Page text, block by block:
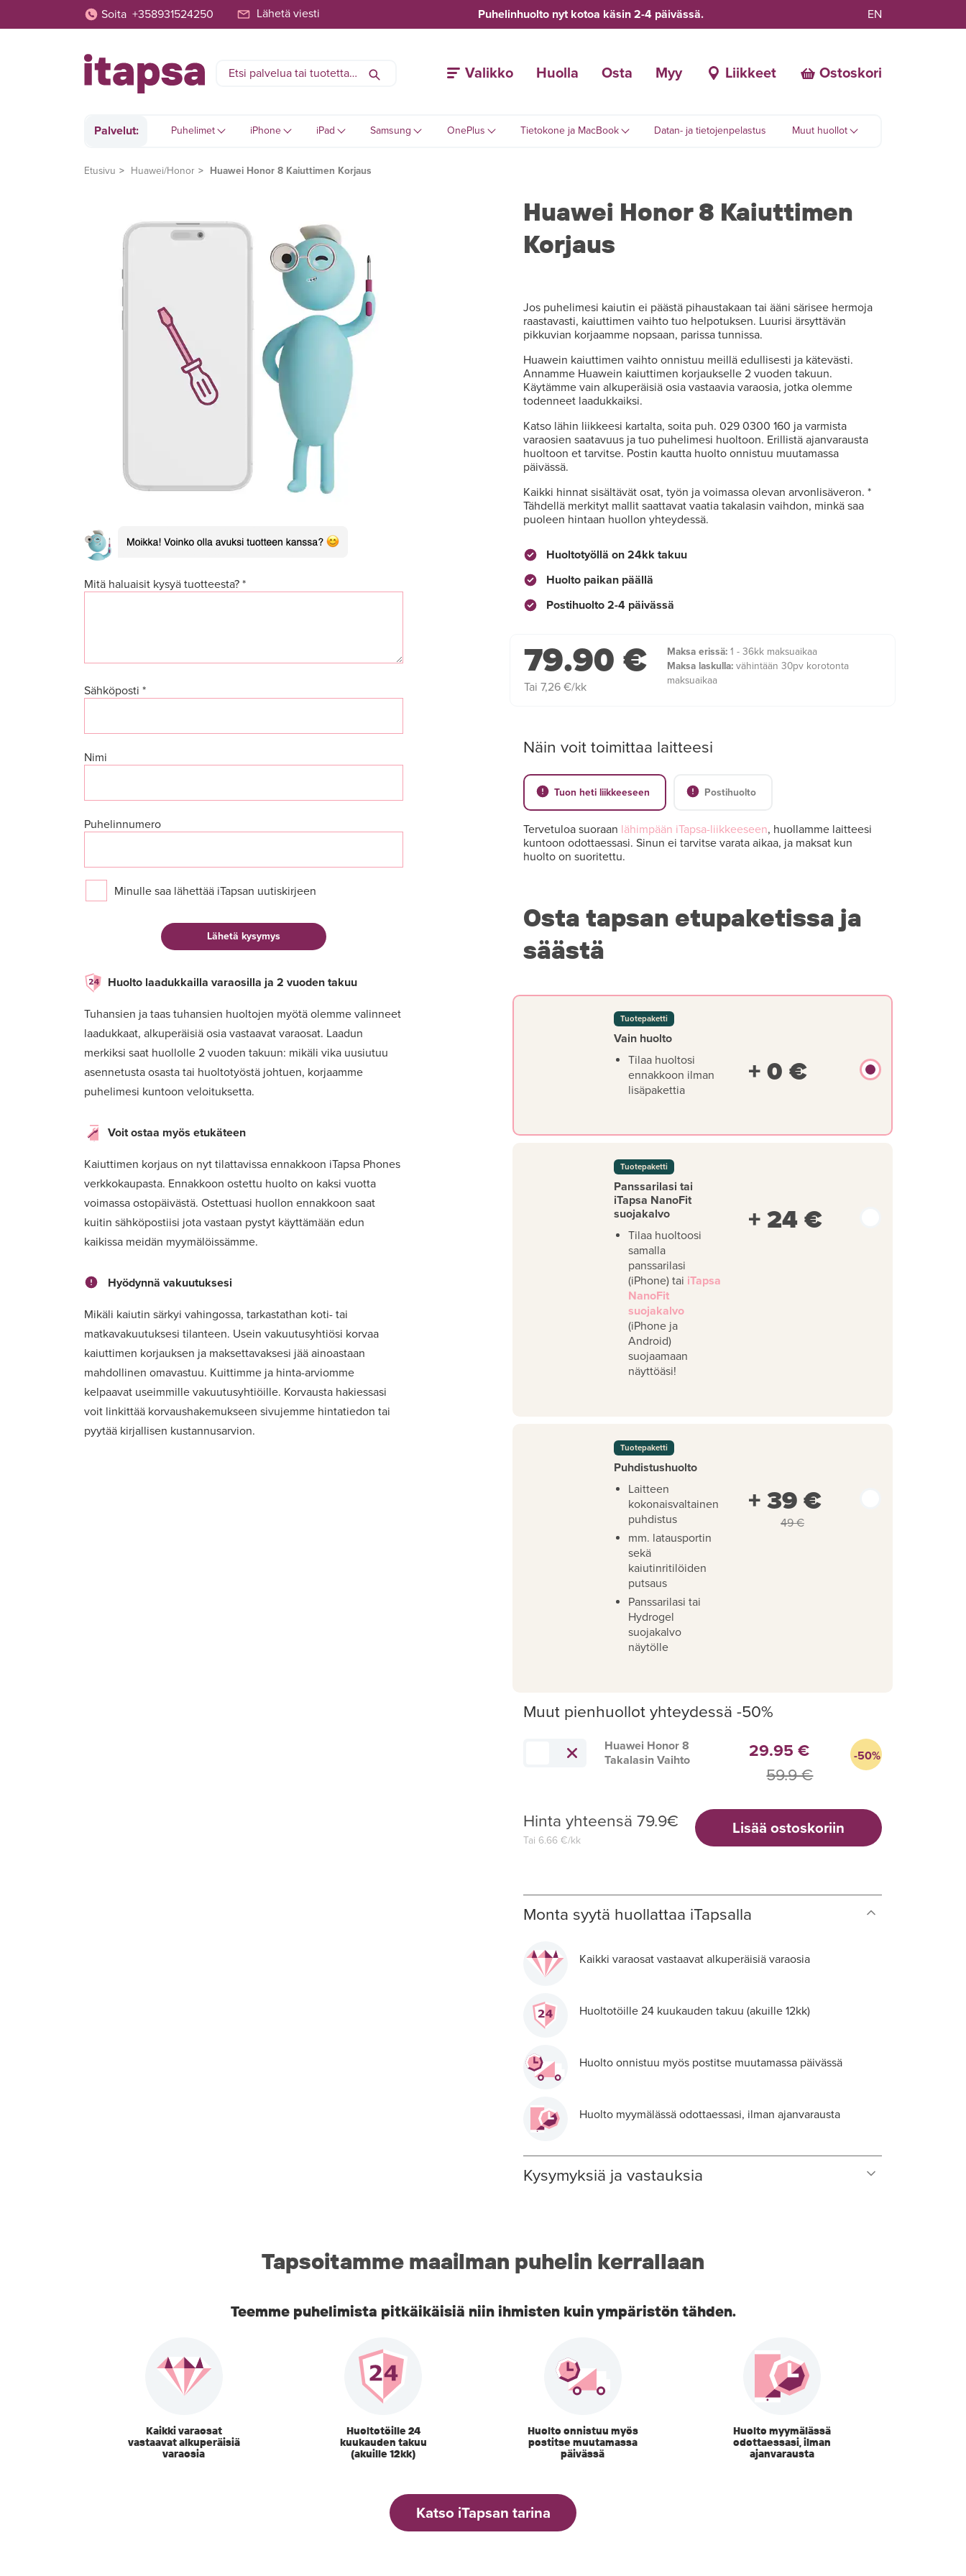
Soita +358931524250 Lähetä viesti Puhelinhuolto nyt kotoa käsin 2-4 päivässä. EN
Valikko Huolla Osta Myy Liikkeet Ostoskori
Palvelut: Puhelimet iPhone iPad Samsung OnePlus Tietokone ja MacBook Datan- ja tietojenpelastus Muut huollot
Etusivu Huawei/Honor Huawei Honor 8 Kaiuttimen Korjaus
Mitä haluaisit kysyä tuotteesta? *
Sähköposti *
Nimi
Puhelinnumero
Minulle saa lähettää iTapsan uutiskirjeen
Huolto laadukkailla varaosilla ja 2 vuoden takuu
Tuhansien ja taas tuhansien huoltojen myötä olemme valinneet
laadukkaat, alkuperäisiä osia vastaavat varaosat. Laadun
merkiksi saat huollolle 2 vuoden takuun: mikäli vika uusiutuu
asennetusta osasta tai huoltotyöstä johtuen, korjaamme
puhelimesi kuntoon veloituksetta.
Voit ostaa myös etukäteen
Kaiuttimen korjaus on nyt tilattavissa ennakkoon iTapsa Phones
verkkokaupasta. Ennakkoon ostettu huolto on kaksi vuotta
voimassa ostopäivästä. Ostettuasi huollon ennakkoon saat
kuitin sähköpostiisi jota vastaan pystyt käyttämään edun
kaikissa meidän myymälöissämme.
Hyödynnä vakuutuksesi
Mikäli kaiutin särkyi vahingossa, tarkastathan koti- tai
matkavakuutuksesi tilanteen. Usein vakuutusyhtiösi korvaa
kaiuttimen korjauksen ja maksettavaksesi jää ainoastaan
mahdollinen omavastuu. Kuittimme ja hinta-arviomme
kelpaavat useimmille vakuutusyhtiöille. Korvausta hakiessasi
voit linkittää korvaushakemukseen sivujemme hintatiedon tai
pyytää kirjallisen kustannusarvion.
Huawei Honor 8 Kaiuttimen
Korjaus
Jos puhelimesi kaiutin ei päästä pihaustakaan tai ääni särisee hermoja
raastavasti, kaiuttimen vaihto tuo helpotuksen. Luurisi ärsyttävän
pikkuvian korjaamme nopsaan, parissa tunnissa.
Huawein kaiuttimen vaihto onnistuu meillä edullisesti ja kätevästi.
Annamme Huawein kaiuttimen korjaukselle 2 vuoden takuun.
Käytämme vain alkuperäisiä osia vastaavia varaosia, jotka olemme
todenneet laadukkaiksi.
Katso lähin liikkeesi kartalta, soita puh. 029 0300 160 ja varmista
varaosien saatavuus ja tuo puhelimesi huoltoon. Erillistä ajanvarausta
huoltoon et tarvitse. Postin kautta huolto onnistuu muutamassa
päivässä.
Kaikki hinnat sisältävät osat, työn ja voimassa olevan arvonlisäveron. *
Tähdellä merkityt mallit saattavat vaatia takalasin vaihdon, minkä saa
puoleen hintaan huollon yhteydessä.
Huoltotyöllä on 24kk takuu
Huolto paikan päällä
Postihuolto 2-4 päivässä
79.90 €
Tai 7,26 €/kk
Maksa erissä:1 - 36kk maksuaikaa
Maksa laskulla:vähintään 30pv korotonta
maksuaikaa
Näin voit toimittaa laitteesi
Tuon heti liikkeeseen Postihuolto
Tervetuloa suoraan lähimpään iTapsa-liikkeeseen, huollamme laitteesi
kuntoon odottaessasi. Sinun ei tarvitse varata aikaa, ja maksat kun
huolto on suoritettu.
Osta tapsan etupaketissa ja
säästä
Tuotepaketti
Vain huolto
Tilaa huoltosi
ennakkoon ilman
lisäpakettia
+ 0 €
Tuotepaketti
Panssarilasi tai
iTapsa NanoFit
suojakalvo
Tilaa huoltoosi
samalla
panssarilasi
(iPhone) tai iTapsa
NanoFit
suojakalvo
(iPhone ja
Android)
suojaamaan
näyttöäsi!
+ 24 €
Tuotepaketti
Puhdistushuolto
Laitteen
kokonaisvaltainen
puhdistus
mm. latausportin
sekä
kaiutinritilöiden
putsaus
Panssarilasi tai
Hydrogel
suojakalvo
näytölle
+ 39 €
49 €
Muut pienhuollot yhteydessä -50%
Huawei Honor 8
Takalasin Vaihto
29.95 €
59.9 €
-50%
Hinta yhteensä 79.9€
Tai 6.66€/kk
Lisää ostoskoriin
Monta syytä huollattaa iTapsalla
Kaikki varaosat vastaavat alkuperäisiä varaosia
Huoltotöille 24 kuukauden takuu (akuille 12kk)
Huolto onnistuu myös postitse muutamassa päivässä
Huolto myymälässä odottaessasi, ilman ajanvarausta
Kysymyksiä ja vastauksia
Tapsoitamme maailman puhelin kerrallaan
Teemme puhelimista pitkäikäisiä niin ihmisten kuin ympäristön tähden.
Kaikki varaosat
vastaavat alkuperäisiä
varaosia
Huoltotöille 24
kuukauden takuu
(akuille 12kk)
Huolto onnistuu myös
postitse muutamassa
päivässä
Huolto myymälässä
odottaessasi, ilman
ajanvarausta
Katso iTapsan tarina